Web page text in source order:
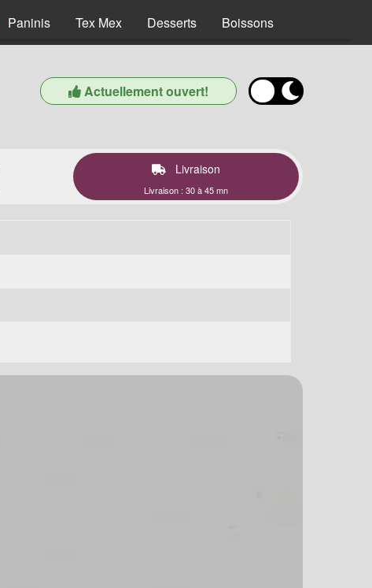
Paninis Tex Mex Desserts Boissons
Actuellement ouvert!
Livraison
Livraison : 30 à 45 mn